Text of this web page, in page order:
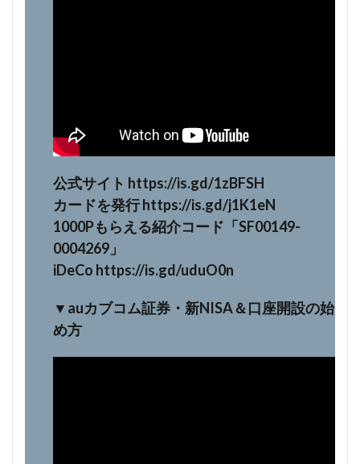
公式サイト https://is.gd/1zBFSH
カードを発行 https://is.gd/j1K1eN
1000Pもらえる紹介コード「SF00149-
0004269」
iDeCo https://is.gd/uduO0n
▼auカブコム証券・新NISA＆口座開設の始
め方